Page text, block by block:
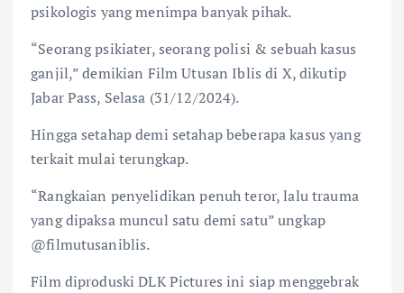
psikologis yang menimpa banyak pihak.
“Seorang psikiater, seorang polisi & sebuah kasus
ganjil,” demikian Film Utusan Iblis di X, dikutip
Jabar Pass, Selasa (31/12/2024).
Hingga setahap demi setahap beberapa kasus yang
terkait mulai terungkap.
“Rangkaian penyelidikan penuh teror, lalu trauma
yang dipaksa muncul satu demi satu” ungkap
@filmutusaniblis.
Film diproduski DLK Pictures ini siap menggebrak